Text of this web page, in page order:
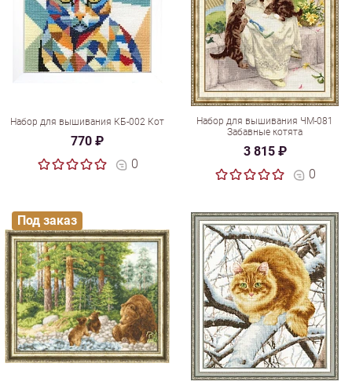
Набор для вышивания КБ-002 Кот
770 ₽
0
Набор для вышивания ЧМ-081
Забавные котята
3 815 ₽
0
Под заказ